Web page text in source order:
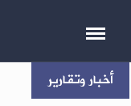
أخبار وتقارير